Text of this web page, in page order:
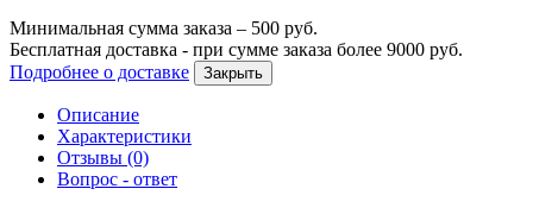
Минимальная сумма заказа – 500 руб.
Бесплатная доставка - при сумме заказа более 9000 руб.
Подробнее о доставке
Закрыть
Описание
Характеристики
Отзывы (0)
Вопрос - ответ